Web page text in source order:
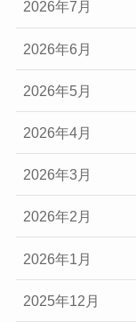
2026年7月
2026年6月
2026年5月
2026年4月
2026年3月
2026年2月
2026年1月
2025年12月